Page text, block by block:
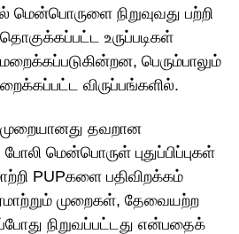
மென்பொருளை நிறுவுவது பற்றி
உருப்படிகள்
மறைக்கப்படுகின்றன, பெரும்பாலும்
விருப்பங்களில்.
தவறான
மென்பொருள் புதுப்பிப்புகள்
PUPகளை பதிவிறக்கம்
முறைகள், தேவையற்ற
நிறுவப்பட்டது என்பதைக்